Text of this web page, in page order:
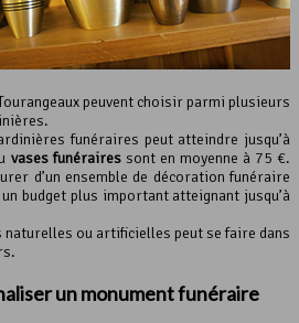
peuvent choisir parmi plusieurs
funéraires peut atteindre jusqu’à
vases funérairessont en moyenne à 75 €.
d’un ensemble de décoration funéraire
budget plus important atteignant jusqu’à
naturelles ou artificielles peut se faire dans
unmonument funéraire